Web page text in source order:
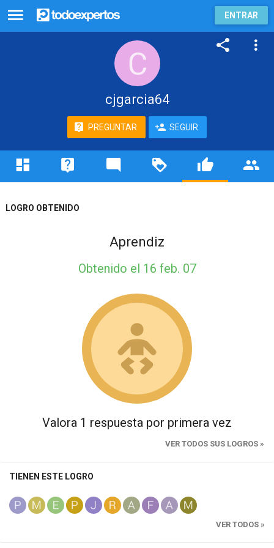
ENTRAR
cjgarcia64
PREGUNTAR SEGUIR
LOGRO OBTENIDO
Aprendiz
Obtenido el 16 feb. 07
Valora 1 respuesta por primera vez
VER TODOS SUS LOGROS »
TIENEN ESTE LOGRO
VER TODOS »